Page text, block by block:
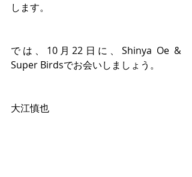
します。
では、10月22日に、Shinya Oe &
Super Birdsでお会いしましょう。
大江慎也